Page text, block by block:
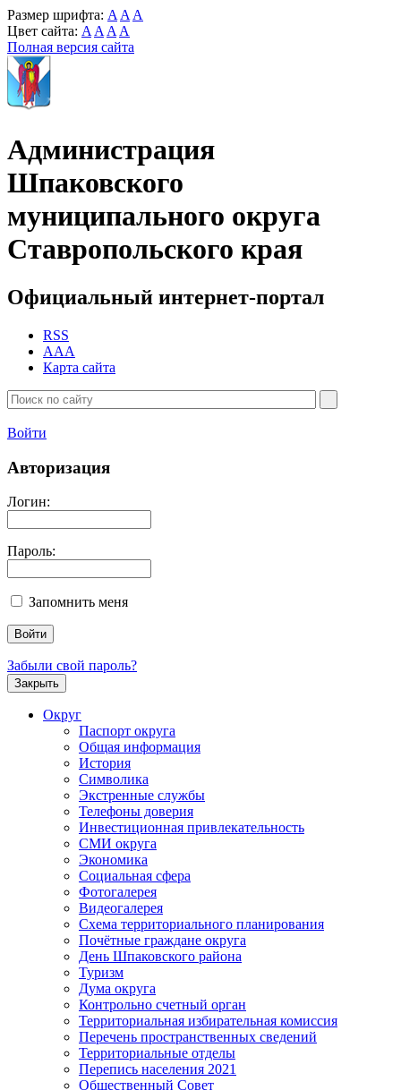
Размер шрифта: A A A
Цвет сайта: A A A A
Полная версия сайта
Администрация
Шпаковского
муниципального округа
Ставропольского края
Официальный интернет-портал
RSS
AAA
Карта сайта
Войти
Авторизация
Логин:
Пароль:
Запомнить меня
Забыли свой пароль?
Закрыть
Округ
Паспорт округа
Общая информация
История
Символика
Экстренные службы
Телефоны доверия
Инвестиционная привлекательность
СМИ округа
Экономика
Социальная сфера
Фотогалерея
Видеогалерея
Схема территориального планирования
Почётные граждане округа
День Шпаковского района
Туризм
Дума округа
Контрольно счетный орган
Территориальная избирательная комиссия
Перечень пространственных сведений
Территориальные отделы
Перепись населения 2021
Общественный Совет